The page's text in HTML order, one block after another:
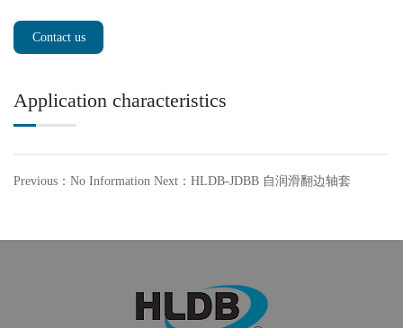
Contact us
Application characteristics
Previous：No Information Next：HLDB-JDBB 自润滑翻边轴套